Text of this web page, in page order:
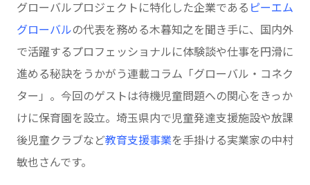
グローバルプロジェクトに特化した企業である ピーエム
グローバルの代表を務める木暮知之を聞き手に、国内外
で活躍するプロフェッショナルに体験談や仕事を円滑に
進める秘訣をうかがう連載コラム「グローバル・コネク
ター」。今回のゲストは待機児童問題への関心をきっか
けに保育園を設立。埼玉県内で児童発達支援施設や放課
後児童クラブなど教育支援事業を手掛ける実業家の中村
敏也さんです。